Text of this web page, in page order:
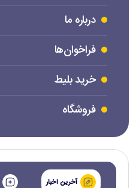
درباره ما
فراخوان‌ها
خرید بلیط
فروشگاه
آخرین اخبار